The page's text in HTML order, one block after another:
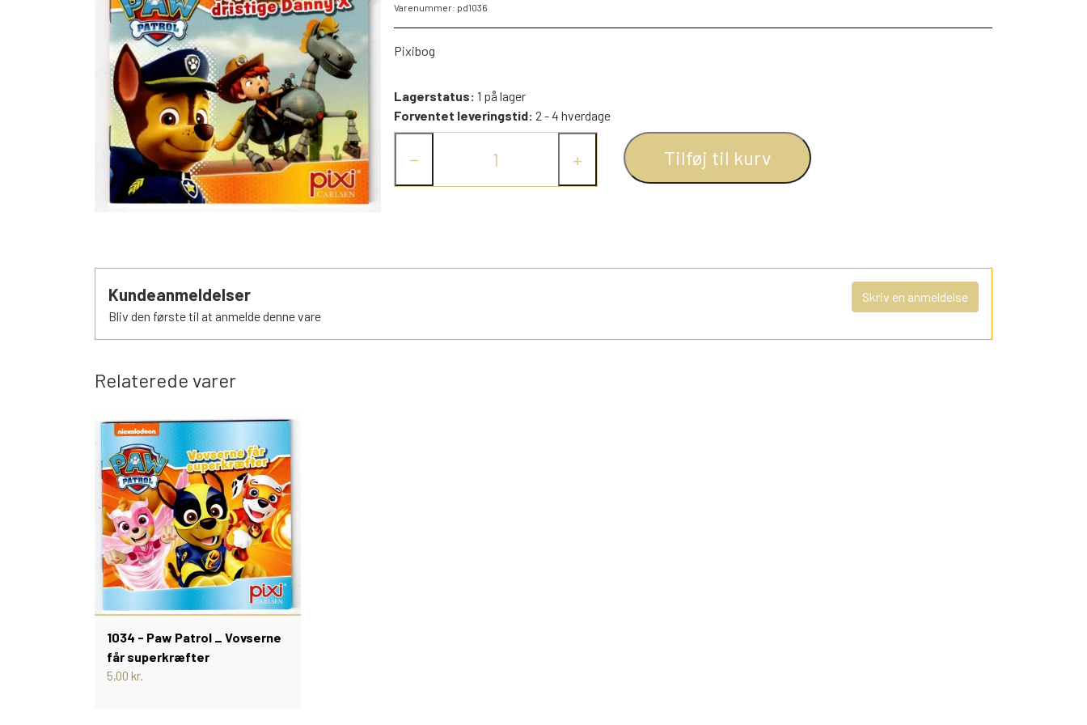
SORTEPER
ÆSELSPIL
ALLE DE ANDRE SPIL
PEZ DISPENSERE
TROLDE FIGURER
NYHEDER
Varenummer: pd1036
Pixibog
Lagerstatus: 1 på lager
Forventet leveringstid: 2 - 4 hverdage
− + Tilføj til kurv
Skriv en anmeldelse
Kundeanmeldelser
Bliv den første til at anmelde denne vare
Relaterede varer
1034 - Paw Patrol _ Vovserne
får superkræfter
5,00 kr.